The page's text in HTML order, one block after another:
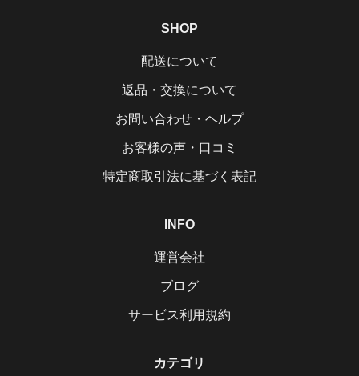
SHOP
配送について
返品・交換について
お問い合わせ・ヘルプ
お客様の声・口コミ
特定商取引法に基づく表記
INFO
運営会社
ブログ
サービス利用規約
カテゴリ